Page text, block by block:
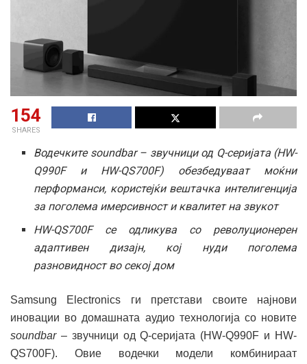
154
SHARES
Водечките soundbar – звучници од Q-серијата (HW-
Q990F и HW-QS700F) обезбедуваат моќни
перформанси, користејќи вештачка интелигенција
за поголема имерсивност и квалитет на звукот
HW-QS700F се одликува со револуционерен
адаптивен дизајн, кој нуди поголема
разновидност во секој дом
Samsung Electronics ги претстави своите најнови
иновации во домашната аудио технологија со новите
soundbar – звучници од Q-серијата (HW-Q990F и HW-
QS700F). Овие водечки модели комбинираат